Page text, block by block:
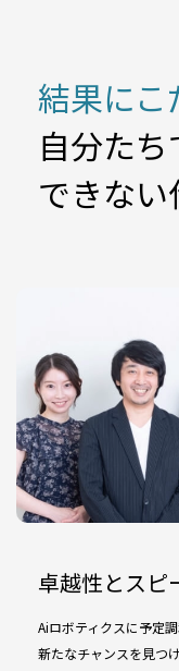
結果にこ
自分た
できない
卓越性とスピ
Aiロボティクスに予定
新たなチャンスを見つ